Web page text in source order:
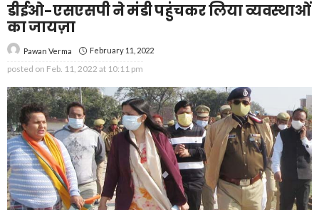
डीईओ-एसएसपी ने मंडी पहुंचकर लिया व्यवस्थाओं
का जायज़ा
Pawan Verma February 11, 2022
posted on Feb. 11, 2022 at 10:11 pm